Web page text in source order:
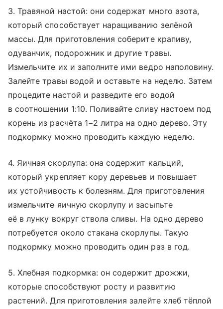
3. Травяной настой: они содержат много азота,
который способствует наращиванию зелёной
массы. Для приготовления соберите крапиву,
одуванчик, подорожник и другие травы.
Измельчите их и заполните ими ведро наполовину.
Залейте травы водой и оставьте на неделю. Затем
процедите настой и разведите его водой
в соотношении 1:10. Поливайте сливу настоем под
корень из расчёта 1−2 литра на одно дерево. Эту
подкормку можно проводить каждую неделю.
4. Яичная скорлупа: она содержит кальций,
который укрепляет кору деревьев и повышает
их устойчивость к болезням. Для приготовления
измельчите яичную скорлупу и засыпьте
её в лунку вокруг ствола сливы. На одно дерево
потребуется около стакана скорлупы. Такую
подкормку можно проводить один раз в год.
5. Хлебная подкормка: он содержит дрожжи,
которые способствуют росту и развитию
растений. Для приготовления залейте хлеб тёплой